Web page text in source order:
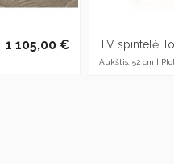
1 105,00 € TV spintelė
Aukštis: 52 cm |